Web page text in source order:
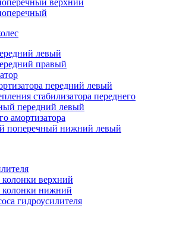
левый
правый
передний левый
стабилизатора переднего
передний левый
амортизатора
поперечный нижний левый
верхний
колонки нижний
гидроусилителя